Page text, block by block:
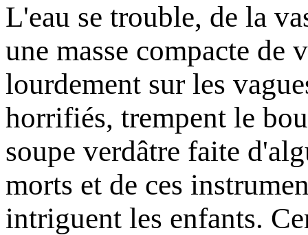
L'eau se trouble, de la
une masse compacte de
lourdement sur les
horrifiés, trempent le
soupe verdâtre faite
morts et de ces
intriguent les enfants.